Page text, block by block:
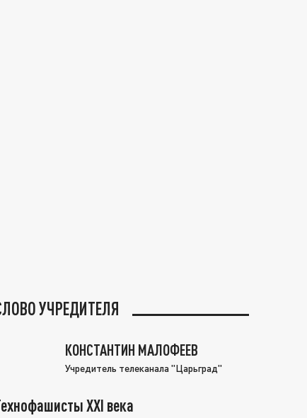
УЧРЕДИТЕЛЯ
КОНСТАНТИН МАЛОФЕЕВ
Учредитель телеканала "Царьград"
XXI века